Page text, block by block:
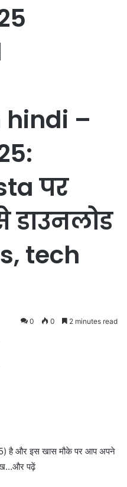
–
पर
tech
0 0 2 minutes read
via Email
है और इस खास मौके पर आप अपने
पढ़ें